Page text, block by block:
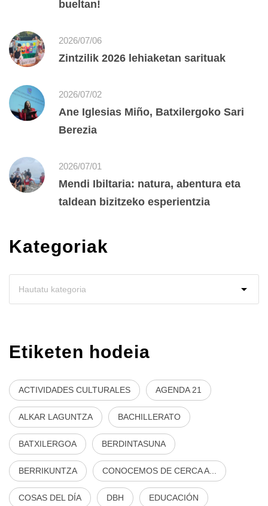
bueltan!
2026/07/06
Zintzilik 2026 lehiaketan sarituak
2026/07/02
Ane Iglesias Miño, Batxilergoko Sari
Berezia
2026/07/01
Mendi Ibiltaria: natura, abentura eta
taldean bizitzeko esperientzia
Kategoriak
Etiketen hodeia
ACTIVIDADES CULTURALES AGENDA 21
ALKAR LAGUNTZA BACHILLERATO
BATXILERGOA BERDINTASUNA
BERRIKUNTZA CONOCEMOS DE CERCA A...
COSAS DEL DÍA DBH EDUCACIÓN